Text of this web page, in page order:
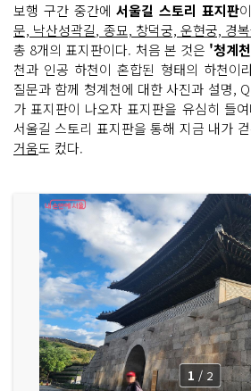
보행 구간 중간에서울길 스토리 표지판
문, 낙산성곽길, 종묘, 창덕궁, 운현궁, 경
총 8개의 표지판이다. 처음 본 것은 '청계
천과 인공 하천이 혼합된 형태의 하천이
질문과 함께 청계천에 대한 사진과 설명,
가 표지판이 나오자 표지판을 유심히 들
서울길 스토리 표지판을 통해 지금 내가
거움도 컸다.
1 / 2